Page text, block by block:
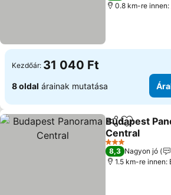
0.8 km-re innen:
Kezdőár: 31 040 Ft
8 oldal árainak mutatása
Megosztás
Budapest
Central
3 Kategória
8,3 Nagyon jó
1.5 km-re innen: